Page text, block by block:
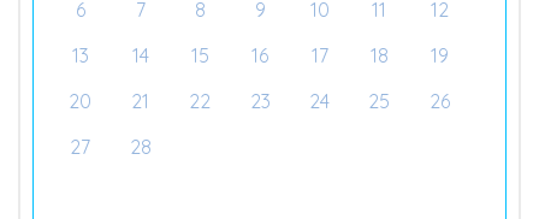
6
7 8 9 10 11
12
13
14 15 16 17 18
19
20
21 22 23 24 25
26
27
28